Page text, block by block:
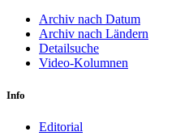
Archiv nach Datum
Archiv nach Ländern
Detailsuche
Video-Kolumnen
Info
Editorial